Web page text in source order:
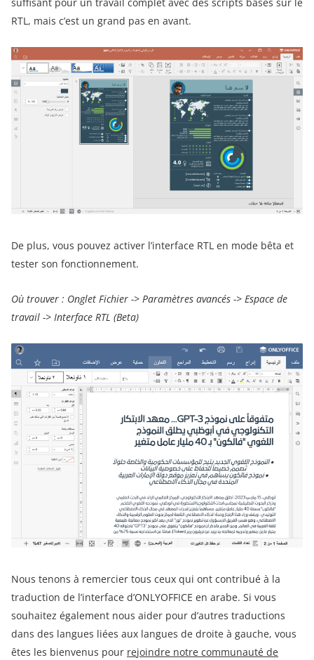
RTL, mais c’est un grand pas en avant.
De plus, vous pouvez activer l’interface RTL en mode bêta et
tester son fonctionnement.
Où trouver : Onglet Fichier -> Paramètres avancés -> Espace de
travail -> Interface RTL (Beta)
Nous tenons à remercier tous ceux qui ont contribué à la
traduction de l’interface d’ONLYOFFICE en arabe. Si vous
souhaitez également nous aider pour d’autres traductions
dans des langues liées aux langues de droite à gauche, vous
êtes les bienvenus pour rejoindre notre communauté de